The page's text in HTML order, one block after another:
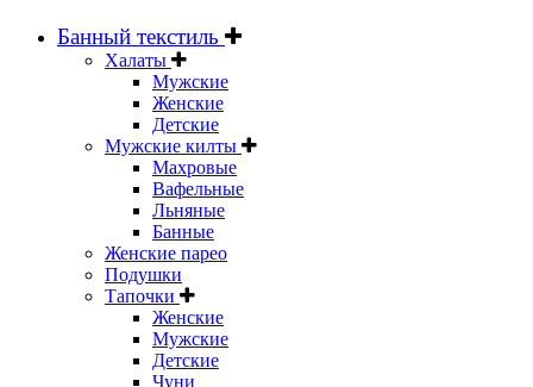
Банный текстиль
Халаты
Мужские
Женские
Детские
Мужские килты
Махровые
Вафельные
Льняные
Банные
Женские парео
Подушки
Тапочки
Женские
Мужские
Детские
Чуни